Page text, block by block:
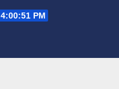
4:00:52 PM